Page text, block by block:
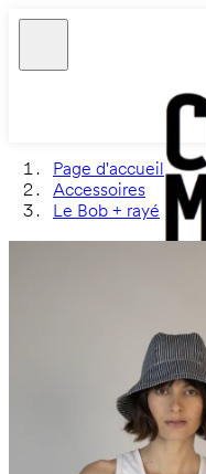
Page d'accueil
Accessoires
Le Bob + rayé